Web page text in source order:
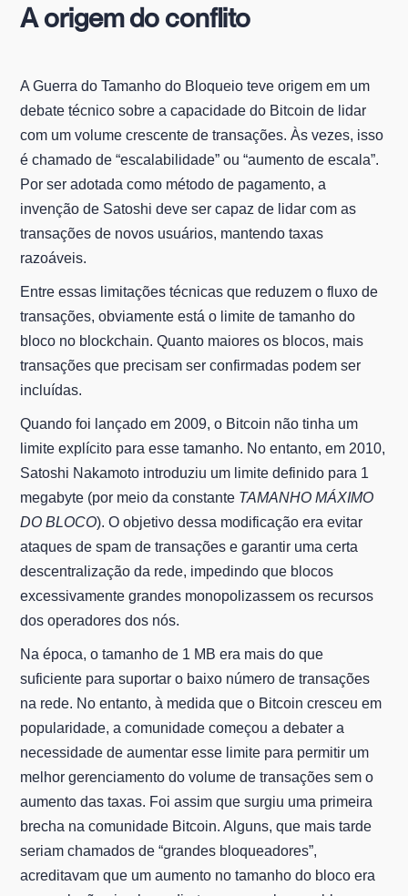
A origem do conflito
A Guerra do Tamanho do Bloqueio teve origem em um
debate técnico sobre a capacidade do Bitcoin de lidar
com um volume crescente de transações. Às vezes, isso
é chamado de “escalabilidade” ou “aumento de escala”.
Por ser adotada como método de pagamento, a
invenção de Satoshi deve ser capaz de lidar com as
transações de novos usuários, mantendo taxas
razoáveis.
Entre essas limitações técnicas que reduzem o fluxo de
transações, obviamente está o limite de tamanho do
bloco no blockchain. Quanto maiores os blocos, mais
transações que precisam ser confirmadas podem ser
incluídas.
Quando foi lançado em 2009, o Bitcoin não tinha um
limite explícito para esse tamanho. No entanto, em 2010,
Satoshi Nakamoto introduziu um limite definido para 1
megabyte (por meio da constante TAMANHO MÁXIMO
DO BLOCO). O objetivo dessa modificação era evitar
ataques de spam de transações e garantir uma certa
descentralização da rede, impedindo que blocos
excessivamente grandes monopolizassem os recursos
dos operadores dos nós.
Na época, o tamanho de 1 MB era mais do que
suficiente para suportar o baixo número de transações
na rede. No entanto, à medida que o Bitcoin cresceu em
popularidade, a comunidade começou a debater a
necessidade de aumentar esse limite para permitir um
melhor gerenciamento do volume de transações sem o
aumento das taxas. Foi assim que surgiu uma primeira
brecha na comunidade Bitcoin. Alguns, que mais tarde
seriam chamados de “grandes bloqueadores”,
acreditavam que um aumento no tamanho do bloco era